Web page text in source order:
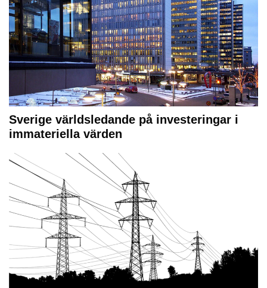
Sverige världsledande på investeringar i
immateriella värden